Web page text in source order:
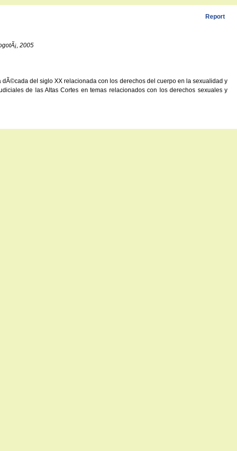
Report
2005
del siglo XX relacionada con los derechos del cuerpo en la sexualidad y
de las Altas Cortes en temas relacionados con los derechos sexuales y